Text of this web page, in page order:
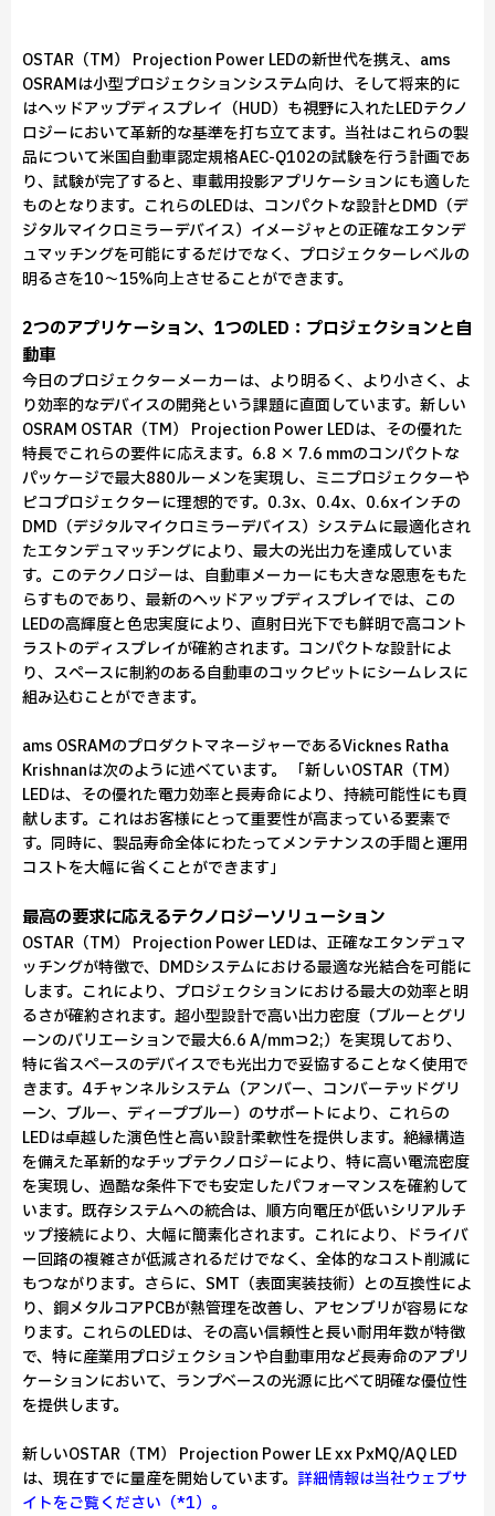
OSTAR（TM） Projection Power LEDの新世代を携え、ams
OSRAMは小型プロジェクションシステム向け、そして将来的に
はヘッドアップディスプレイ（HUD）も視野に入れたLEDテクノ
ロジーにおいて革新的な基準を打ち立てます。当社はこれらの製
品について米国自動車認定規格AEC-Q102の試験を行う計画であ
り、試験が完了すると、車載用投影アプリケーションにも適した
ものとなります。これらのLEDは、コンパクトな設計とDMD（デ
ジタルマイクロミラーデバイス）イメージャとの正確なエタンデ
ュマッチングを可能にするだけでなく、プロジェクターレベルの
明るさを10～15%向上させることができます。
2つのアプリケーション、1つのLED：プロジェクションと自
動車
今日のプロジェクターメーカーは、より明るく、より小さく、よ
り効率的なデバイスの開発という課題に直面しています。新しい
OSRAM OSTAR（TM） Projection Power LEDは、その優れた
特長でこれらの要件に応えます。6.8 × 7.6 mmのコンパクトな
パッケージで最大880ルーメンを実現し、ミニプロジェクターや
ピコプロジェクターに理想的です。0.3x、0.4x、0.6xインチの
DMD（デジタルマイクロミラーデバイス）システムに最適化され
たエタンデュマッチングにより、最大の光出力を達成していま
す。このテクノロジーは、自動車メーカーにも大きな恩恵をもた
らすものであり、最新のヘッドアップディスプレイでは、この
LEDの高輝度と色忠実度により、直射日光下でも鮮明で高コント
ラストのディスプレイが確約されます。コンパクトな設計によ
り、スペースに制約のある自動車のコックピットにシームレスに
組み込むことができます。
ams OSRAMのプロダクトマネージャーであるVicknes Ratha
Krishnanは次のように述べています。 「新しいOSTAR（TM）
LEDは、その優れた電力効率と長寿命により、持続可能性にも貢
献します。これはお客様にとって重要性が高まっている要素で
す。同時に、製品寿命全体にわたってメンテナンスの手間と運用
コストを大幅に省くことができます」
最高の要求に応えるテクノロジーソリューション
OSTAR（TM） Projection Power LEDは、正確なエタンデュマ
ッチングが特徴で、DMDシステムにおける最適な光結合を可能に
します。これにより、プロジェクションにおける最大の効率と明
るさが確約されます。超小型設計で高い出力密度（ブルーとグリ
ーンのバリエーションで最大6.6 A/mm⊃2;）を実現しており、
特に省スペースのデバイスでも光出力で妥協することなく使用で
きます。4チャンネルシステム（アンバー、コンバーテッドグリ
ーン、ブルー、ディープブルー）のサポートにより、これらの
LEDは卓越した演色性と高い設計柔軟性を提供します。絶縁構造
を備えた革新的なチップテクノロジーにより、特に高い電流密度
を実現し、過酷な条件下でも安定したパフォーマンスを確約して
います。既存システムへの統合は、順方向電圧が低いシリアルチ
ップ接続により、大幅に簡素化されます。これにより、ドライバ
ー回路の複雑さが低減されるだけでなく、全体的なコスト削減に
もつながります。さらに、SMT（表面実装技術）との互換性によ
り、銅メタルコアPCBが熱管理を改善し、アセンブリが容易にな
ります。これらのLEDは、その高い信頼性と長い耐用年数が特徴
で、特に産業用プロジェクションや自動車用など長寿命のアプリ
ケーションにおいて、ランプベースの光源に比べて明確な優位性
を提供します。
新しいOSTAR（TM） Projection Power LE xx PxMQ/AQ LED
は、現在すでに量産を開始しています。 詳細情報は当社ウェブサ
イトをご覧ください（*1）。